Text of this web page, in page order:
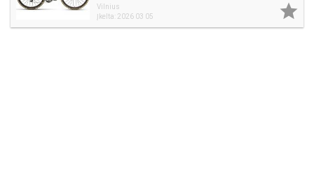
Vilnius
Įkelta: 2026 03 05
